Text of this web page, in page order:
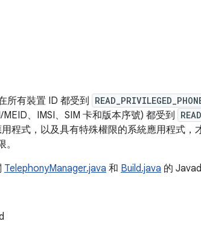
所有裝置 ID 都受到
、IMSI、SIM 卡和版本序號) 都受到
程式，以及具有特殊權限的系統應用程式，
。
TelephonyManager.java 和 Build.java 的